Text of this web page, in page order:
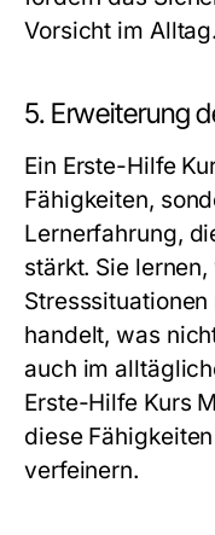
Vorsicht im Alltag.
5. Erweiterung
Ein Erste-Hilfe
Fähigkeiten,
Lernerfahrung,
stärkt. Sie
handelt, was
auch im
Erste-Hilfe Kurs
diese
verfeinern.